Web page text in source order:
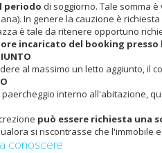
periodo di soggiorno. Tale somma
In genere la cauzione è
è tale da ritenere opportuno
incaricato del booking presso
al massimo un letto aggiunto, il
paercheggio interno all'abitazione,
può essere richiesta una
si riscontrasse che l'immobile
conoscere